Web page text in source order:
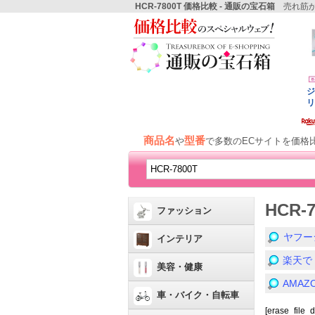
HCR-7800T 価格比較 - 通販の宝石箱 売れ筋
商品名や型番で多数のECサイトを価
ファッション
インテリア
美容・健康
車・バイク・自転車
HCR-
ヤフ
楽天で